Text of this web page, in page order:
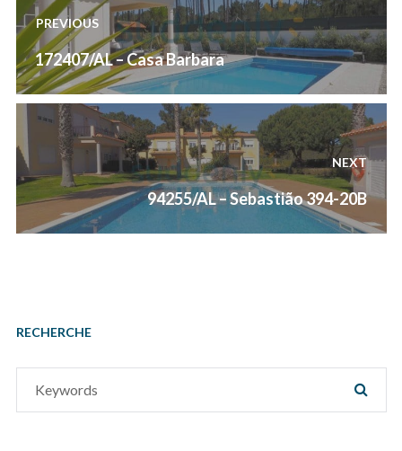
de
l’article
PREVIOUS
Previous
post:
172407/AL – Casa Barbara
NEXT
Next
94255/AL – Sebastião 394-20B
RECHERCHE